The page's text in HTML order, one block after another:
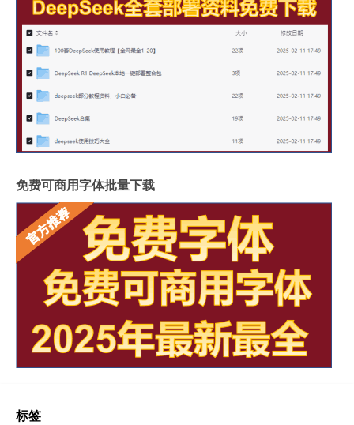
免费可商用字体批量下载
标签